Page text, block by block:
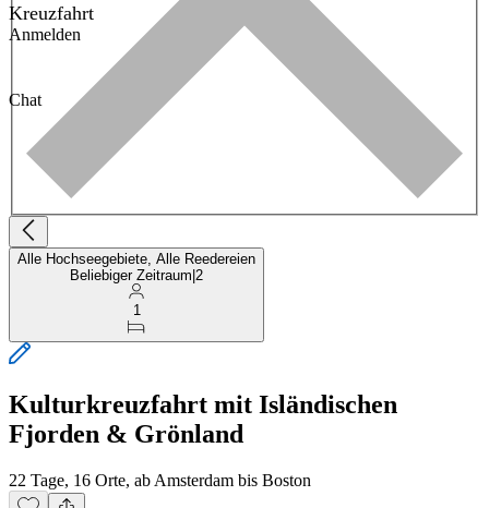
Kreuzfahrt
Anmelden
Chat
Alle Hochseegebiete, Alle Reedereien
Beliebiger Zeitraum 2
1
Kulturkreuzfahrt mit Isländischen
Fjorden & Grönland
22 Tage, 16 Orte, ab Amsterdam bis Boston